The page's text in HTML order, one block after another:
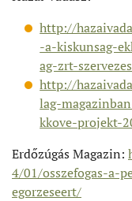
http://
-a-kiskunsag-
ag-zrt-
http://
lag-
kkove-projekt-
Erdőzúgás Magazin:
4/01/osszefogas-a-
egorzeseert/